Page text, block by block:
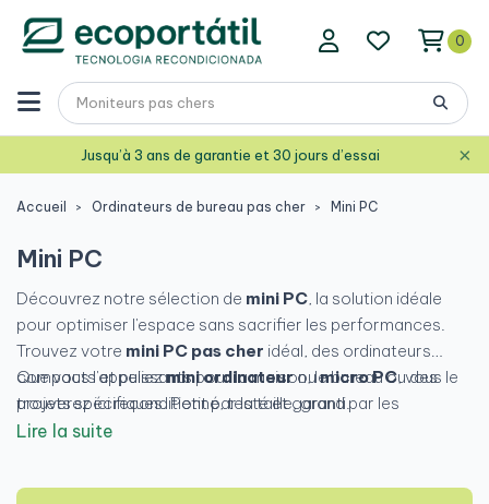
0
Jusqu’à 3 ans de garantie et 30 jours d’essai ×
Accueil Ordinateurs de bureau pas cher Mini PC
Mini PC
Découvrez notre sélection de mini PC, la solution idéale
pour optimiser l'espace sans sacrifier les performances.
Trouvez votre mini PC pas cher idéal, des ordinateurs
compacts et puissants pour la maison, le bureau ou des
projets spécifiques. Petit par la taille, grand par les
possibilités.
Que vous l'appeliezmini ordinateuroumicro PC, vous le
trouverez ici reconditionné, testé et garanti.
Lire la suite